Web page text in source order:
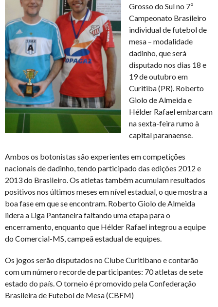
Grosso do Sul no 7º
Campeonato Brasileiro
individual de futebol de
mesa – modalidade
dadinho, que será
disputado nos dias 18 e
19 de outubro em
Curitiba (PR). Roberto
Giolo de Almeida e
Hélder Rafael embarcam
na sexta-feira rumo à
capital paranaense.
Ambos os botonistas são experientes em competições
nacionais de dadinho, tendo participado das edições 2012 e
2013 do Brasileiro. Os atletas também acumulam resultados
positivos nos últimos meses em nível estadual, o que mostra a
boa fase em que se encontram. Roberto Giolo de Almeida
lidera a Liga Pantaneira faltando uma etapa para o
encerramento, enquanto que Hélder Rafael integrou a equipe
do Comercial-MS, campeã estadual de equipes.
Os jogos serão disputados no Clube Curitibano e contarão
com um número recorde de participantes: 70 atletas de sete
estado do país. O torneio é promovido pela Confederação
Brasileira de Futebol de Mesa (CBFM)